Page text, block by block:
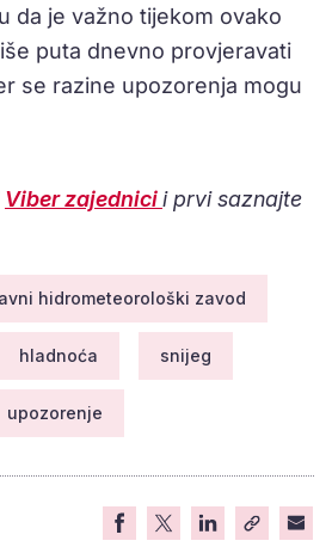
da je važno tijekom ovako
puta dnevno provjeravati
se razine upozorenja mogu
Viber zajednicii prvi saznajte
hidrometeorološki zavod
hladnoća snijeg
upozorenje